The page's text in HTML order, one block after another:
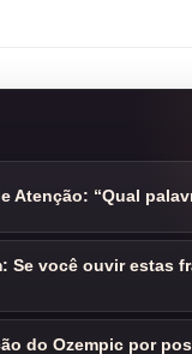
Atenção: “Qual
Se você ouvir estas
do Ozempic por